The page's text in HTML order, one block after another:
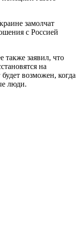
замолчат
с Россией
заявил, что
на
возможен, когда
люди.